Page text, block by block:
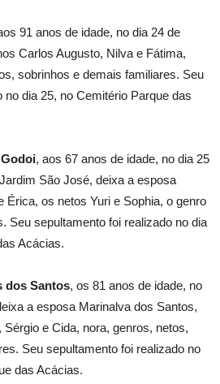
91 anos de idade, no dia 24 de
Carlos Augusto, Nilva e Fátima,
sobrinhos e demais familiares. Seu
dia 25, no Cemitério Parque das
, aos 67 anos de idade, no dia 25
São José, deixa a esposa
Érica, os netos Yuri e Sophia, o genro
Seu sepultamento foi realizado no dia
Acácias.
dos Santos, os 81 anos de idade, no
a esposa Marinalva dos Santos,
e Cida, nora, genros, netos,
Seu sepultamento foi realizado no
das Acácias.